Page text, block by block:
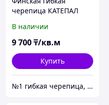
черепица КАТЕПАЛ
KATRILLI Синий
В наличии
9 700₸/кв.м
Купить
№1 гибкая черепица, композитная черепица из Европы, по лучшим ценам в Алматы